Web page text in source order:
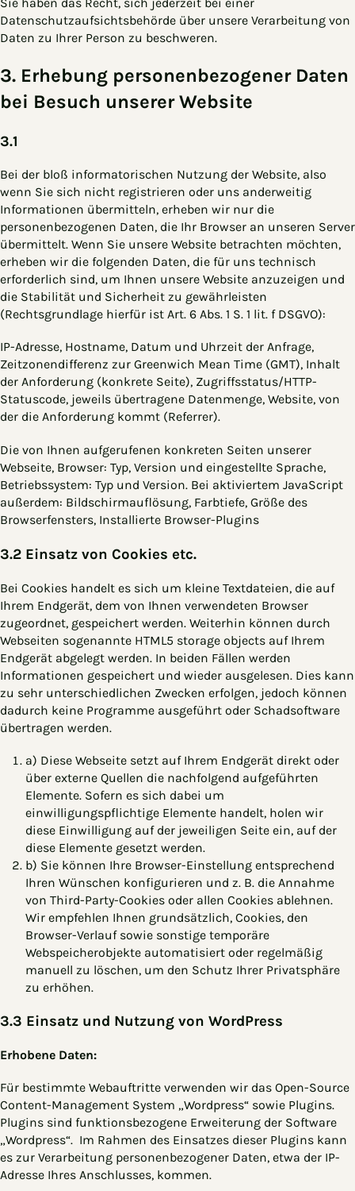
Datenschutzaufsichtsbehörde über unsere Verarbeitung von
Daten zu Ihrer Person zu beschweren.
3. Erhebung personenbezogener Daten
bei Besuch unserer Website
3.1
Bei der bloß informatorischen Nutzung der Website, also
wenn Sie sich nicht registrieren oder uns anderweitig
Informationen übermitteln, erheben wir nur die
personenbezogenen Daten, die Ihr Browser an unseren Server
übermittelt. Wenn Sie unsere Website betrachten möchten,
erheben wir die folgenden Daten, die für uns technisch
erforderlich sind, um Ihnen unsere Website anzuzeigen und
die Stabilität und Sicherheit zu gewährleisten
(Rechtsgrundlage hierfür ist Art. 6 Abs. 1 S. 1 lit. f DSGVO):
IP-Adresse, Hostname, Datum und Uhrzeit der Anfrage,
Zeitzonendifferenz zur Greenwich Mean Time (GMT), Inhalt
der Anforderung (konkrete Seite), Zugriffsstatus/HTTP-
Statuscode, jeweils übertragene Datenmenge, Website, von
der die Anforderung kommt (Referrer).
Die von Ihnen aufgerufenen konkreten Seiten unserer
Webseite, Browser: Typ, Version und eingestellte Sprache,
Betriebssystem: Typ und Version. Bei aktiviertem JavaScript
außerdem: Bildschirmauflösung, Farbtiefe, Größe des
Browserfensters, Installierte Browser-Plugins
3.2 Einsatz von Cookies etc.
Bei Cookies handelt es sich um kleine Textdateien, die auf
Ihrem Endgerät, dem von Ihnen verwendeten Browser
zugeordnet, gespeichert werden. Weiterhin können durch
Webseiten sogenannte HTML5 storage objects auf Ihrem
Endgerät abgelegt werden. In beiden Fällen werden
Informationen gespeichert und wieder ausgelesen. Dies kann
zu sehr unterschiedlichen Zwecken erfolgen, jedoch können
dadurch keine Programme ausgeführt oder Schadsoftware
übertragen werden.
a) Diese Webseite setzt auf Ihrem Endgerät direkt oder
über externe Quellen die nachfolgend aufgeführten
Elemente. Sofern es sich dabei um
einwilligungspflichtige Elemente handelt, holen wir
diese Einwilligung auf der jeweiligen Seite ein, auf der
diese Elemente gesetzt werden.
b) Sie können Ihre Browser-Einstellung entsprechend
Ihren Wünschen konfigurieren und z. B. die Annahme
von Third-Party-Cookies oder allen Cookies ablehnen.
Wir empfehlen Ihnen grundsätzlich, Cookies, den
Browser-Verlauf sowie sonstige temporäre
Webspeicherobjekte automatisiert oder regelmäßig
manuell zu löschen, um den Schutz Ihrer Privatsphäre
zu erhöhen.
3.3 Einsatz und Nutzung von WordPress
Erhobene Daten:
Für bestimmte Webauftritte verwenden wir das Open-Source
Content-Management System „Wordpress“ sowie Plugins.
Plugins sind funktionsbezogene Erweiterung der Software
„Wordpress“. Im Rahmen des Einsatzes dieser Plugins kann
es zur Verarbeitung personenbezogener Daten, etwa der IP-
Adresse Ihres Anschlusses, kommen.